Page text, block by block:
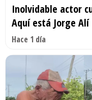
Inolvidable actor
Aquí está Jorge Alí
Hace 1 día